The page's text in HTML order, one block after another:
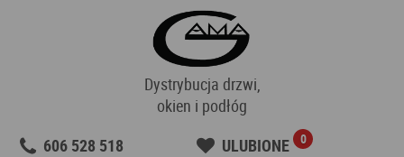
Dystrybucja drzwi,
okien i podłóg
606 528 518
ULUBIONE 0